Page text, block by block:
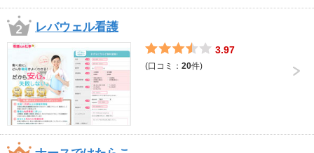
レバウェル看護
3.97
(口コミ：20件)